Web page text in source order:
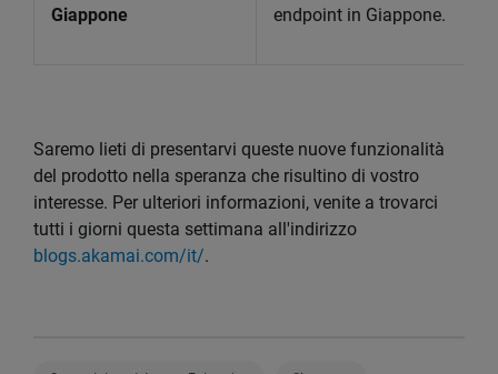
Giappone
endpoint in Giappone.
Saremo lieti di presentarvi queste nuove funzionalità
del prodotto nella speranza che risultino di vostro
interesse. Per ulteriori informazioni, venite a trovarci
tutti i giorni questa settimana all'indirizzo
blogs.akamai.com/it/.